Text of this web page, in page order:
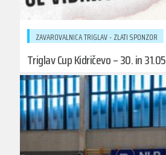
ZAVAROVALNICA TRIGLAV - ZLATI SPONZOR
Triglav Cup Kidričevo – 30. in 31.05